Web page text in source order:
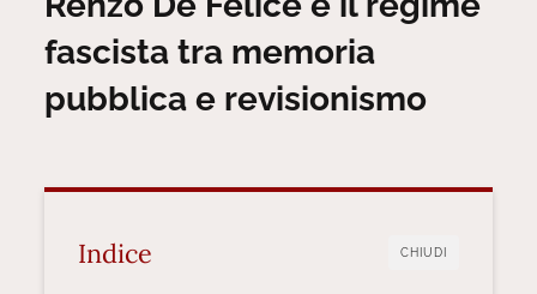
fascista tra memoria
pubblica e revisionismo
CHIUDI
Indice